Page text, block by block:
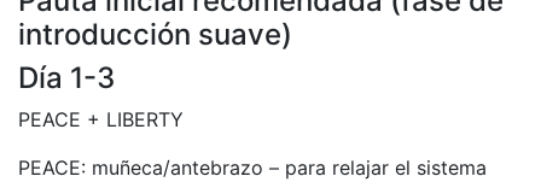
introducción suave)
Día 1-3
PEACE + LIBERTY
PEACE: muñeca/antebrazo – para relajar el sistema